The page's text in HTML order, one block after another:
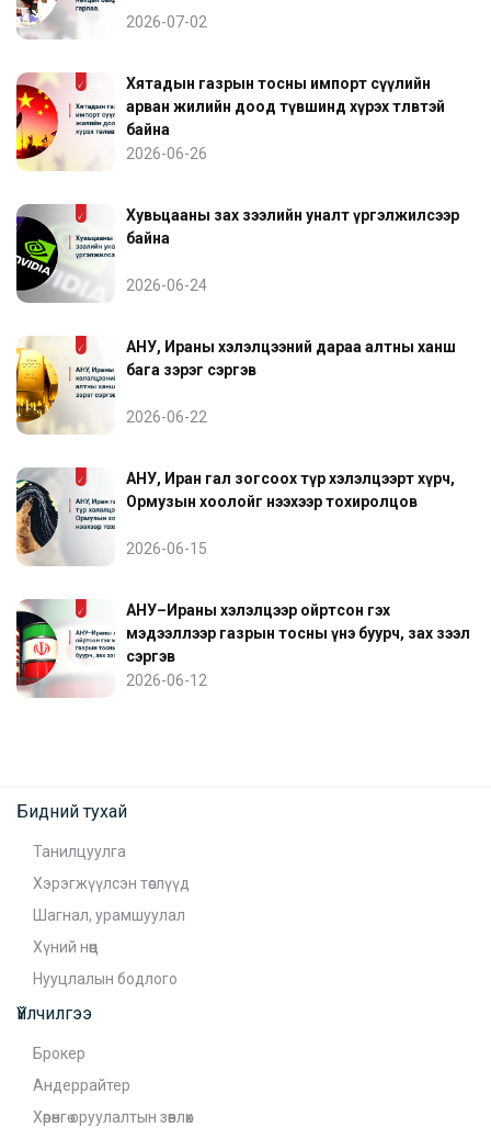
2026-07-02
Хятадын газрын тосны импорт сүүлийн
арван жилийн доод түвшинд хүрэх төлөвтэй
байна
2026-06-26
Хувьцааны зах зээлийн уналт үргэлжилсээр
байна
2026-06-24
АНУ, Ираны хэлэлцээний дараа алтны ханш
бага зэрэг сэргэв
2026-06-22
АНУ, Иран гал зогсоох түр хэлэлцээрт хүрч,
Ормузын хоолойг нээхээр тохиролцов
2026-06-15
АНУ–Ираны хэлэлцээр ойртсон гэх
мэдээллээр газрын тосны үнэ буурч, зах зээл
сэргэв
2026-06-12
Бидний тухай
Танилцуулга
Хэрэгжүүлсэн төслүүд
Шагнал, урамшуулал
Хүний нөөц
Нууцлалын бодлого
Үйлчилгээ
Брокер
Андеррайтер
Хөрөнгө оруулалтын зөвлөх